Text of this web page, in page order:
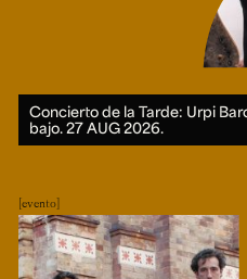
Concierto de la Tarde: Urpi
bajo.27 AUG 2026.
evento